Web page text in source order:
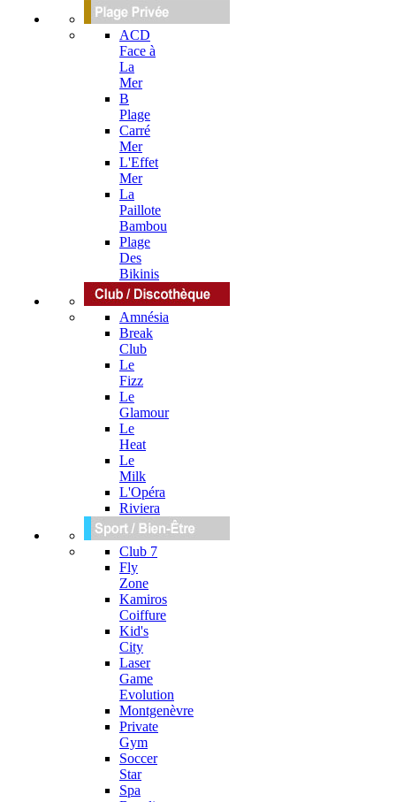
ACD
Face à
La
Mer
B
Plage
Carré
Mer
L'Effet
Mer
La
Paillote
Bambou
Plage
Des
Bikinis
Amnésia
Break
Club
Le
Fizz
Le
Glamour
Le
Heat
Le
Milk
L'Opéra
Riviera
Club 7
Fly
Zone
Kamiros
Coiffure
Kid's
City
Laser
Game
Evolution
Montgenèvre
Private
Gym
Soccer
Star
Spa